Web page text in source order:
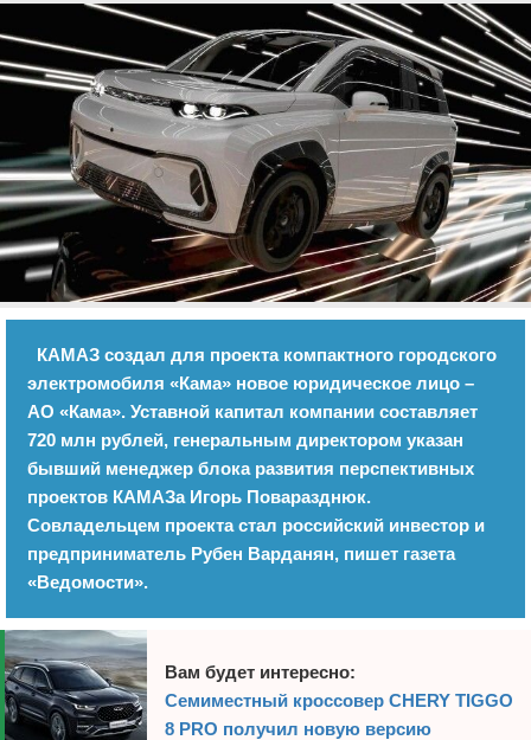
Экономика
Разное
Отказ от ответственности
КАМАЗ создал для проекта компактного городского
электромобиля «Кама» новое юридическое лицо –
АО «Кама». Уставной капитал компании составляет
720 млн рублей, генеральным директором указан
бывший менеджер блока развития перспективных
проектов КАМАЗа Игорь Поваразднюк.
Cовладельцем проекта стал российский инвестор и
предприниматель Рубен Варданян, пишет газета
«Ведомости».
Вам будет интересно:
Семиместный кроссовер CHERY TIGGO
8 PRO получил новую версию